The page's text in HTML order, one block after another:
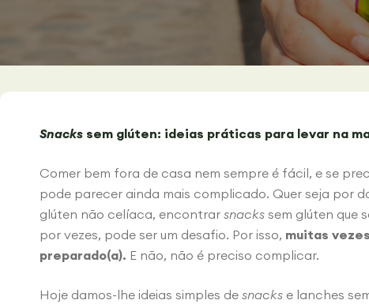
Snacks sem glúten: ideias práticas para levar na
Comer bem fora de casa nem sempre é fácil, e se
pode parecer ainda mais complicado. Quer seja por
glúten não celíaca, encontrar snacks sem glúten que
por vezes, pode ser um desafio. Por isso, muitas
preparado(a). E não, não é preciso complicar.
Hoje damos-lhe ideias simples de snacks e lanches